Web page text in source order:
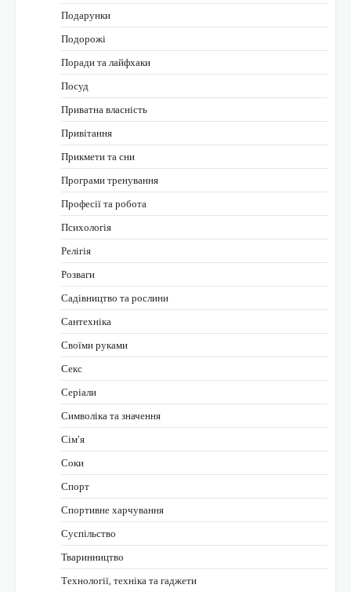
Подарунки
Подорожі
Поради та лайфхаки
Посуд
Приватна власність
Привітання
Прикмети та сни
Програми тренування
Професії та робота
Психологія
Релігія
Розваги
Садівництво та рослини
Сантехніка
Своїми руками
Секс
Серіали
Символіка та значення
Сім’я
Соки
Спорт
Спортивне харчування
Суспільство
Тваринництво
Технології, техніка та гаджети